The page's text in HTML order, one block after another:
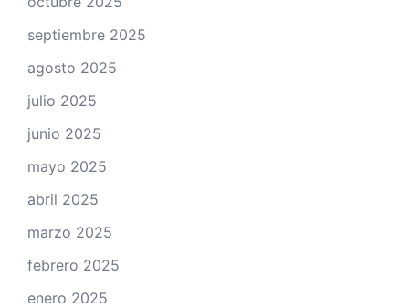
septiembre 2025
agosto 2025
julio 2025
junio 2025
mayo 2025
abril 2025
marzo 2025
febrero 2025
enero 2025